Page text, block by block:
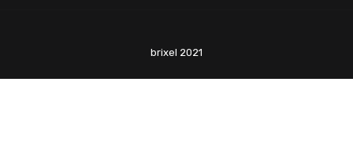
brixel 2021